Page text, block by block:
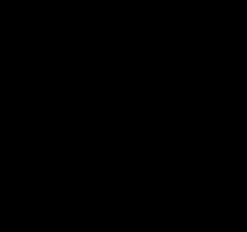
심입니다. 사용자는 웹, 모바일 앱
든 채널에서 동일한 경험과 인사이트 기
대한 연속성 확보